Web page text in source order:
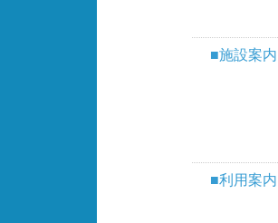
■施設案内
■利用案内